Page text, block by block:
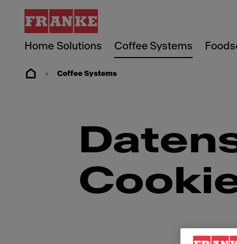
Home Solutions Coffee Systems
Coffee Systems